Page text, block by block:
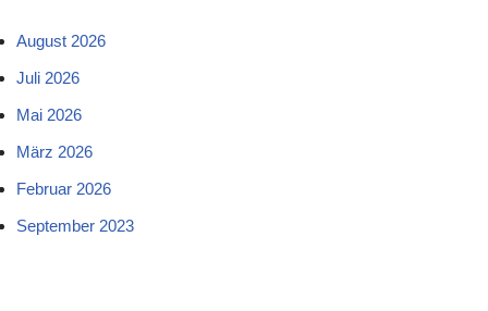
August 2026
Juli 2026
Mai 2026
März 2026
Februar 2026
September 2023